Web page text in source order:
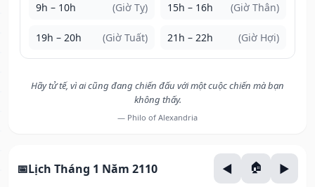
9h – 10h (Giờ Tỵ) 15h – 16h (Giờ Thân)
19h – 20h (Giờ Tuất) 21h – 22h (Giờ Hợi)
Hãy tử tế, vì ai cũng đang chiến đấu với một cuộc chiến mà bạn
không thấy.
— Philo of Alexandria
Lịch Tháng 1 Năm 2110